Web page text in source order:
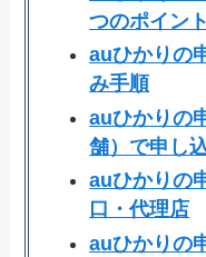
つのポイン
auひかりの
み手順
auひかりの
舗）で申し
auひかりの
口・代理店
auひかりの